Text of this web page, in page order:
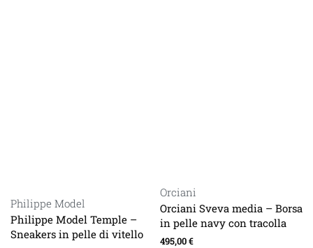
Philippe Model
Philippe Model Temple –
Sneakers in pelle di vitello
Orciani
Orciani Sveva media – Borsa
in pelle navy con tracolla
495,00€